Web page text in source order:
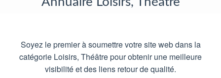
Soyez le premier à soumettre votre site web dans la
catégorie Loisirs, Théâtre pour obtenir une meilleure
visibilité et des liens retour de qualité.